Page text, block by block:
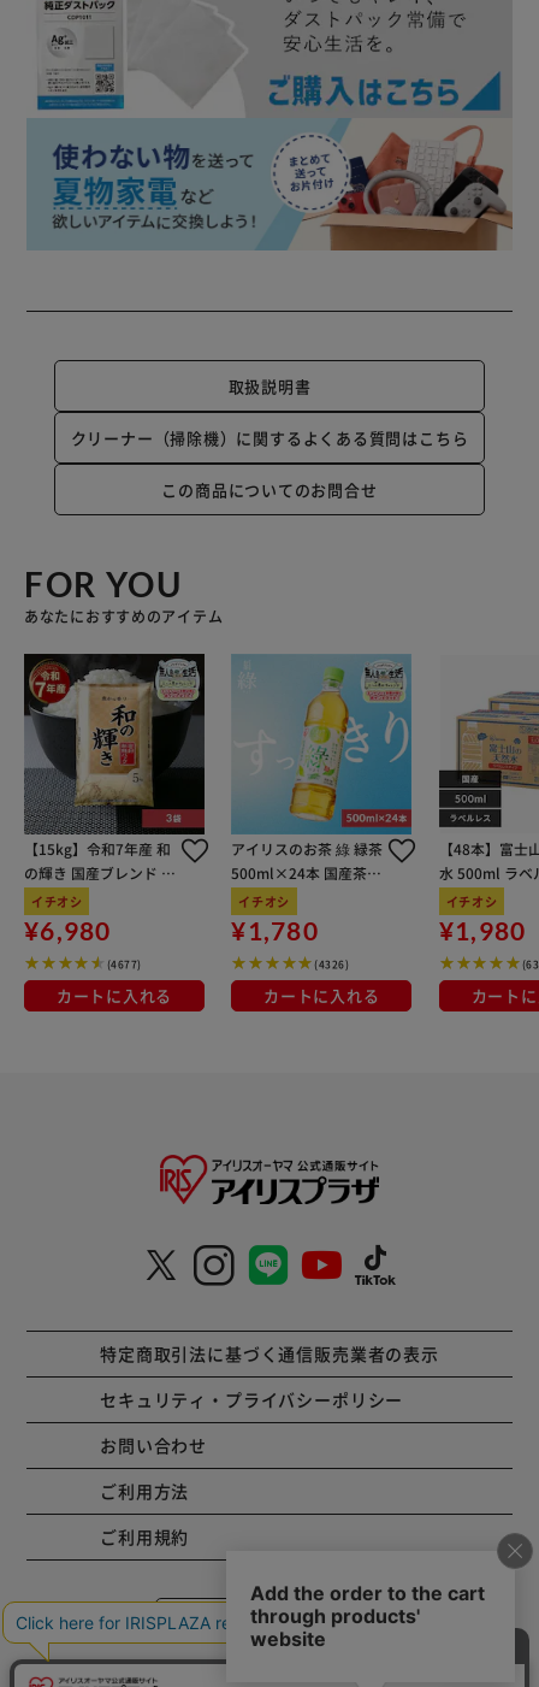
取扱説明書
クリーナー（掃除機）に関するよくある質問はこちら
この商品についてのお問合せ
FOR YOU
あなたにおすすめのアイテム
【15kg】令和7年産 和
の輝き 国産ブレンド 5
kg×3袋
イチオシ
¥6,980
(4677)
カートに入れる
アイリスのお茶 綠 緑茶
500ml×24本 国産茶葉
100％使用
イチオシ
¥1,780
(4326)
カートに入れる
【48本】富士
水 500ml ラベ
イチオシ
¥1,980
カート
特定商取引法に基づく通信販売業者の表示
セキュリティ・プライバシーポリシー
お問い合わせ
ご利用方法
ご利用規約
コーポレートサイト